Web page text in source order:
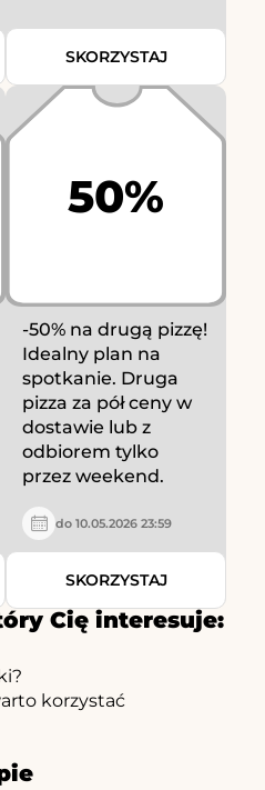
Cię interesuje:
korzystać
SKORZYSTAJ
50%
-50% na drugą pizzę!
Idealny plan na
spotkanie. Druga
pizza za pół ceny w
dostawie lub z
odbiorem tylko
przez weekend.
do 10.05.2026 23:59
SKORZYSTAJ